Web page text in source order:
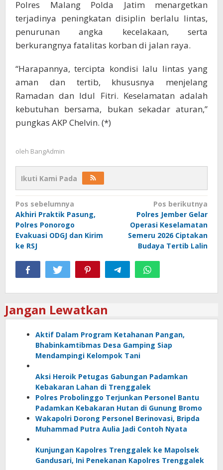
Polres Malang Polda Jatim menargetkan
terjadinya peningkatan disiplin berlalu lintas,
penurunan angka kecelakaan, serta
berkurangnya fatalitas korban di jalan raya.
“Harapannya, tercipta kondisi lalu lintas yang
aman dan tertib, khususnya menjelang
Ramadan dan Idul Fitri. Keselamatan adalah
kebutuhan bersama, bukan sekadar aturan,”
pungkas AKP Chelvin. (*)
oleh BangAdmin
Ikuti Kami Pada
Navigasi
pos
Pos sebelumnya
Akhiri Praktik Pasung,
Polres Ponorogo
Evakuasi ODGJ dan Kirim
ke RSJ
Pos berikutnya
Polres Jember Gelar
Operasi Keselamatan
Semeru 2026 Ciptakan
Budaya Tertib Lalin
Jangan Lewatkan
Aktif Dalam Program Ketahanan Pangan,
Bhabinkamtibmas Desa Gamping Siap
Mendampingi Kelompok Tani
Aksi Heroik Petugas Gabungan Padamkan
Kebakaran Lahan di Trenggalek
Polres Probolinggo Terjunkan Personel Bantu
Padamkan Kebakaran Hutan di Gunung Bromo
Wakapolri Dorong Personel Berinovasi, Bripda
Muhammad Putra Aulia Jadi Contoh Nyata
Kunjungan Kapolres Trenggalek ke Mapolsek
Gandusari, Ini Penekanan Kapolres Trenggalek